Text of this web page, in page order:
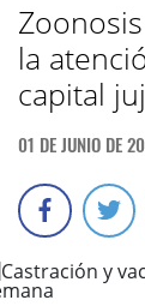
la
capital
01 DE JUNIO DE